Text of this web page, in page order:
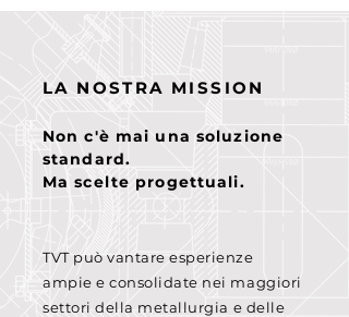
LA NOSTRA MISSION
Non c'è mai una soluzione
standard.
Ma scelte progettuali.
TVT può vantare esperienze
ampiee consolidate nei maggiori
settoridella metallurgia e delle